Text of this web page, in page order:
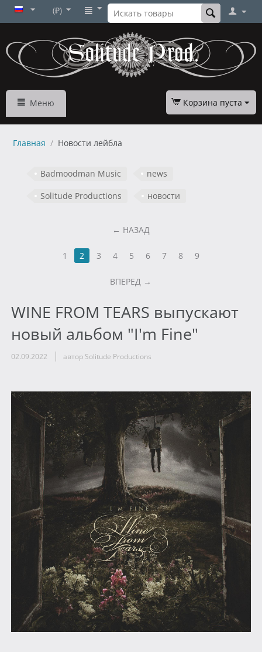
(₽)
Меню Корзина пуста
Главная / Новости лейбла
Badmoodman Music
news
Solitude Productions
новости
НАЗАД
1 2 3 4 5 6 7 8 9
ВПЕРЕД
WINE FROM TEARS выпускают
новый альбом "I'm Fine"
02.09.2022 автор Solitude Productions